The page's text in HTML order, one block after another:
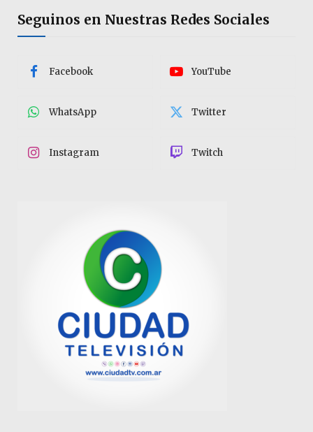
Seguinos en Nuestras Redes Sociales
Facebook YouTube
WhatsApp Twitter
Instagram Twitch